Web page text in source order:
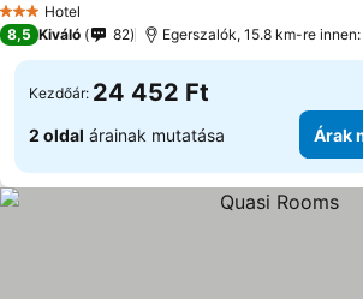
3 Kategória
Hotel
8,5 Kiváló 82 Egerszalók, 15.8 km-re
Kezdőár: 24 452 Ft
2 oldal árainak mutatása Árak